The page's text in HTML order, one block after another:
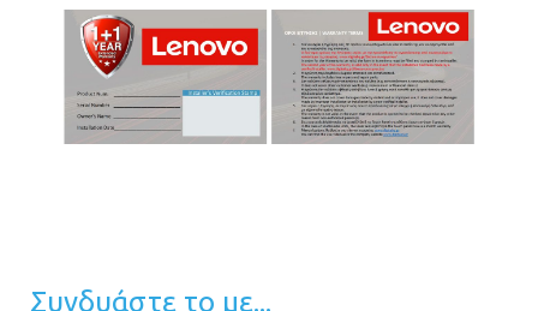
Συνδυάστε το με...